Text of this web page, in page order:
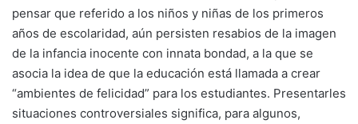
pensar que referido a los niños y niñas de los primeros
años de escolaridad, aún persisten resabios de la imagen
de la infancia inocente con innata bondad, a la que se
asocia la idea de que la educación está llamada a crear
“ambientes de felicidad” para los estudiantes. Presentarles
situaciones controversiales significa, para algunos,